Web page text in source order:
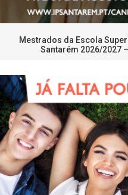
Mestrados da Escola
Santarém 2026/2027